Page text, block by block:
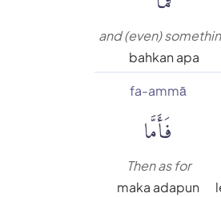
and (even)
bahkan apa
fa-ammā
فَأَمَّا
Then as for
maka adapun